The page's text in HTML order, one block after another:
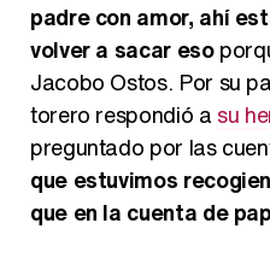
padre con amor, ahí
volver a sacar eso
Jacobo Ostos. Por su
torero respondió a su
preguntado por las
que estuvimos
que en la cuenta de